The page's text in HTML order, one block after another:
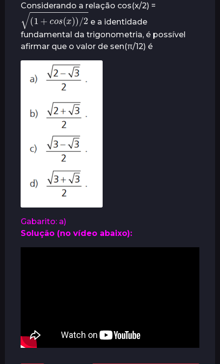
Considerando a relação cos(x/2) =
(1+cos(x))/2
e a identidade
fundamental da trigonometria, é possível
afirmar que o valor de sen(π/12) é
Gabarito: a)
Solução (no vídeo abaixo):